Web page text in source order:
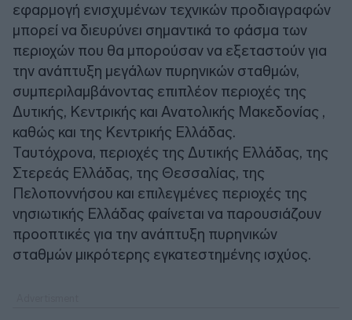
εφαρμογή ενισχυμένων τεχνικών προδιαγραφών
μπορεί να διευρύνει σημαντικά το φάσμα των
περιοχών που θα μπορούσαν να εξεταστούν για
την ανάπτυξη μεγάλων πυρηνικών σταθμών,
συμπεριλαμβάνοντας επιπλέον περιοχές της
Δυτικής, Κεντρικής και Ανατολικής Μακεδονίας ,
καθώς και της Κεντρικής Ελλάδας.
Ταυτόχρονα, περιοχές της Δυτικής Ελλάδας, της
Στερεάς Ελλάδας, της Θεσσαλίας, της
Πελοποννήσου και επιλεγμένες περιοχές της
νησιωτικής Ελλάδας φαίνεται να παρουσιάζουν
προοπτικές για την ανάπτυξη πυρηνικών
σταθμών μικρότερης εγκατεστημένης ισχύος.